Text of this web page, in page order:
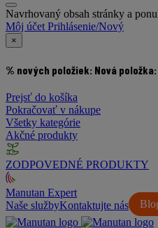
Navrhovaný obsah stránky a
Môj účet Prihlásenie/Nový
×
% nových položiek: Nová položka:
Prejsť do košíka
Pokračovať v nákupe
Všetky kategórie
Akčné produkty
ZODPOVEDNÉ PRODUKTY
Manutan Expert
Naše službyKontaktujte nás